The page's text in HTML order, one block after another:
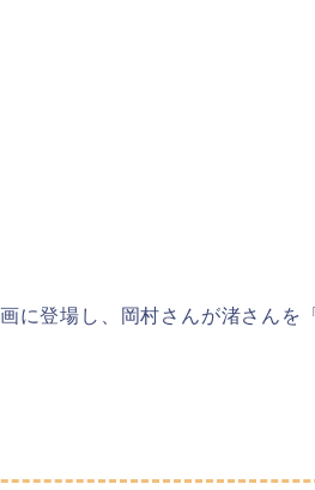
に登場し、岡村さんが渚さんを「